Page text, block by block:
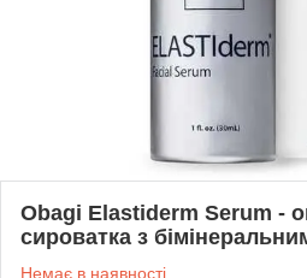
Obagi Elastiderm Serum -
сироватка з
Немає в наявності